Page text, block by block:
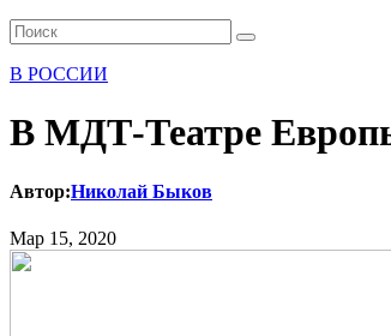
В РОССИИ
В МДТ-Театре
Автор:Николай Быков
Мар 15, 2020